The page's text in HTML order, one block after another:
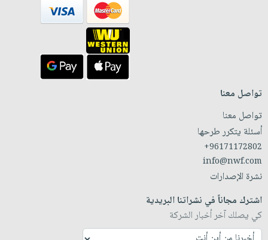
تواصل معنا
تواصل معنا
أسئلة يتكرر طرحها
+96171172802
info@nwf.com
نشرة الإصدارات
اشترك مجاناً في نشراتنا البريدية
كي يصلك آخر أخبار الشركة